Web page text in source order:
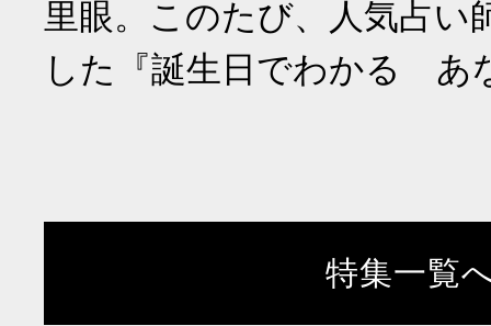
里眼。このたび、人気占い
した『誕生日でわかる あ
特集一覧